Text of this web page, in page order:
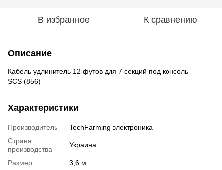
В избранное К сравнению
Описание
Кабель удлинитель 12 футов для 7 секций под консоль
SCS (856)
Характеристики
Производитель
TechFarming электроника
Страна
производства
Украина
Размер 3,6 м